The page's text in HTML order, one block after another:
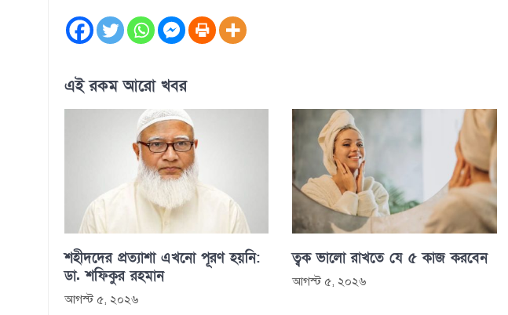
এই রকম আরো খবর
শহীদদের প্রত্যাশা এখনো পূরণ হয়নি:
ডা. শফিকুর রহমান
আগস্ট ৫, ২০২৬
ত্বক ভালো রাখতে যে ৫ কাজ করবেন
আগস্ট ৫, ২০২৬